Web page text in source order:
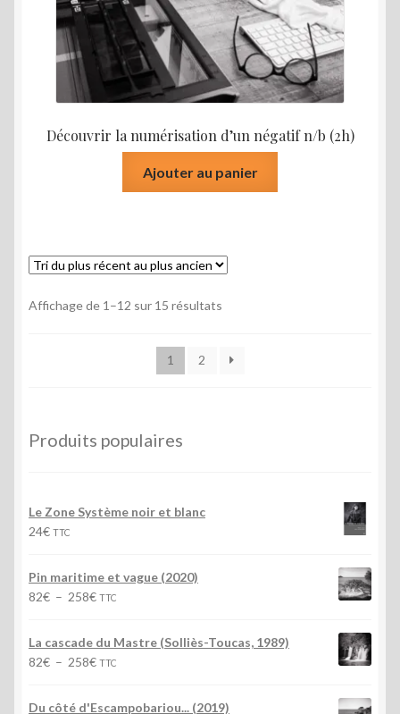
Découvrir la numérisation d’un négatif n/b (2h)
Ajouter au panier
Affichage de 1–12 sur 15 résultats
récent
1 2
Produits populaires
Le Zone Système noir et blanc
24€ TTC
Pin maritime et vague (2020)
82€ – 258€Plage
prix :
82€
TTC
La cascade du Mastre (Solliès-Toucas, 1989)
82€ – 258€Plage
prix :
TTC
Du côté d'Escampobariou... (2019)